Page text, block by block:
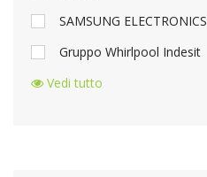
SAMSUNG ELECTRONICS
Gruppo Whirlpool Indesit
Vedi tutto